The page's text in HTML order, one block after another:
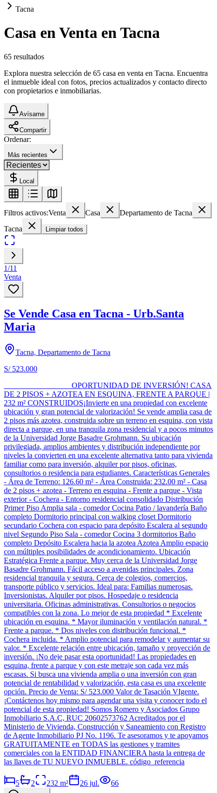
Tacna
Casa en Venta en Tacna
65 resultados
Explora nuestra selección de 65 casa en venta en Tacna. Encuentra
el inmueble ideal con fotos, precios actualizados y contacto directo
con propietarios e inmobiliarias.
Avísame
Compartir
Ordenar:
Más recientes
Local
Filtros activos:Venta Casa
Departamento de Tacna
Tacna
Limpiar todos
1/11
Venta
Se Vende Casa en Tacna - Urb.Santa
Maria
Tacna, Departamento de Tacna
S/ 523.000
OPORTUNIDAD DE INVERSIÓN! CASA
DE 2 PISOS + AZOTEA EN ESQUINA, FRENTE A PARQUE |
232 m² CONSTRUIDOS¡Invierte en una propiedad con excelente
ubicación y gran potencial de valorización! Se vende amplia casa de
2 pisos más azotea, construida sobre un terreno en esquina, con vista
directa a parque, en una tranquila zona residencial y a pocos minutos
de la Universidad Jorge Basadre Grohmann. Su ubicación
privilegiada, amplios ambientes y distribución independiente por
niveles la convierten en una excelente alternativa tanto para vivienda
familiar como para inversión, alquiler por pisos, oficinas,
consultorios o residencia para estudiantes. Características Generales
- Área de Terreno: 126.60 m² - Área Construida: 232.00 m² - Casa
de 2 pisos + azotea - Terreno en esquina - Frente a parque - Vista
exterior - Cochera - Entorno residencial consolidado Distribución
Primer Piso Amplia sala - comedor Cocina Patio / lavandería Baño
completo Dormitorio principal con walking closet Dormitorio
secundario Cochera con espacio para depósito Escalera al segundo
nivel Segundo Piso Sala - comedor Cocina 3 dormitorios Baño
completo Depósito Escalera hacia la azotea Azotea Amplio espacio
con múltiples posibilidades de acondicionamiento. Ubicación
Estratégica Frente a parque. Muy cerca de la Universidad Jorge
Basadre Grohmann. Fácil acceso a avenidas principales. Zona
residencial tranquila y segura. Cerca de colegios, comercios,
transporte público y servicios. Ideal para: Familias numerosas.
Inversionistas. Alquiler por pisos. Hospedaje o residencia
universitaria. Oficinas administrativas. Consultorios o negocios
compatibles con la zona. Lo mejor de esta propiedad * Excelente
ubicación en esquina. * Mayor iluminación y ventilación natural. *
Frente a parque. * Dos niveles con distribución funcional. *
Cochera incluida. * Amplio potencial para remodelar y aumentar su
valor. * Excelente relación entre ubicación, tamaño y proyección de
inversión. ¡No deje pasar esta oportunidad! Las propiedades en
esquina, frente a parque y con este metraje son cada vez más
escasas. Si busca una vivienda amplia o una inversión con gran
potencial de rentabilidad y valorización, esta casa es una excelente
opción. Precio de Venta: S/ 523.000 Valor de Tasación VIgente.
¡Contáctenos hoy mismo para agendar una visita y conocer todo el
potencial de esta propiedad! Somos Romero y Asociados Grupo
Inmobiliario S.A.C, RUC 20602573762 Acreditados por el
Ministerio de Vivienda, Construcción y Saneamiento con Registro
de Agente Inmobiliario PJ No. 1196. Te asesoramos y te apoyamos
GRATUITAMENTE en TODAS las gestiones y tramites
comerciales con la ENTIDAD FINANCIERA hasta la entrega de
las llaves de TU NUEVO INMUEBLE. código_referencia
5 2 232 m² 26 jul. 66